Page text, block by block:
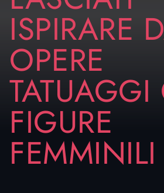
ISPIRARE
OPERE
FIGURE
FEMMINILI